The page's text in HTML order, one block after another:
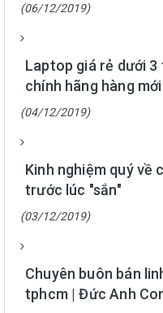
(06/12/2019)
Laptop giá rẻ dưới
chính hãng hàng mới
(04/12/2019)
Kinh nghiệm quý về
trước lúc "sắn"
(03/12/2019)
Chuyên buôn bán
tphcm | Đức Anh